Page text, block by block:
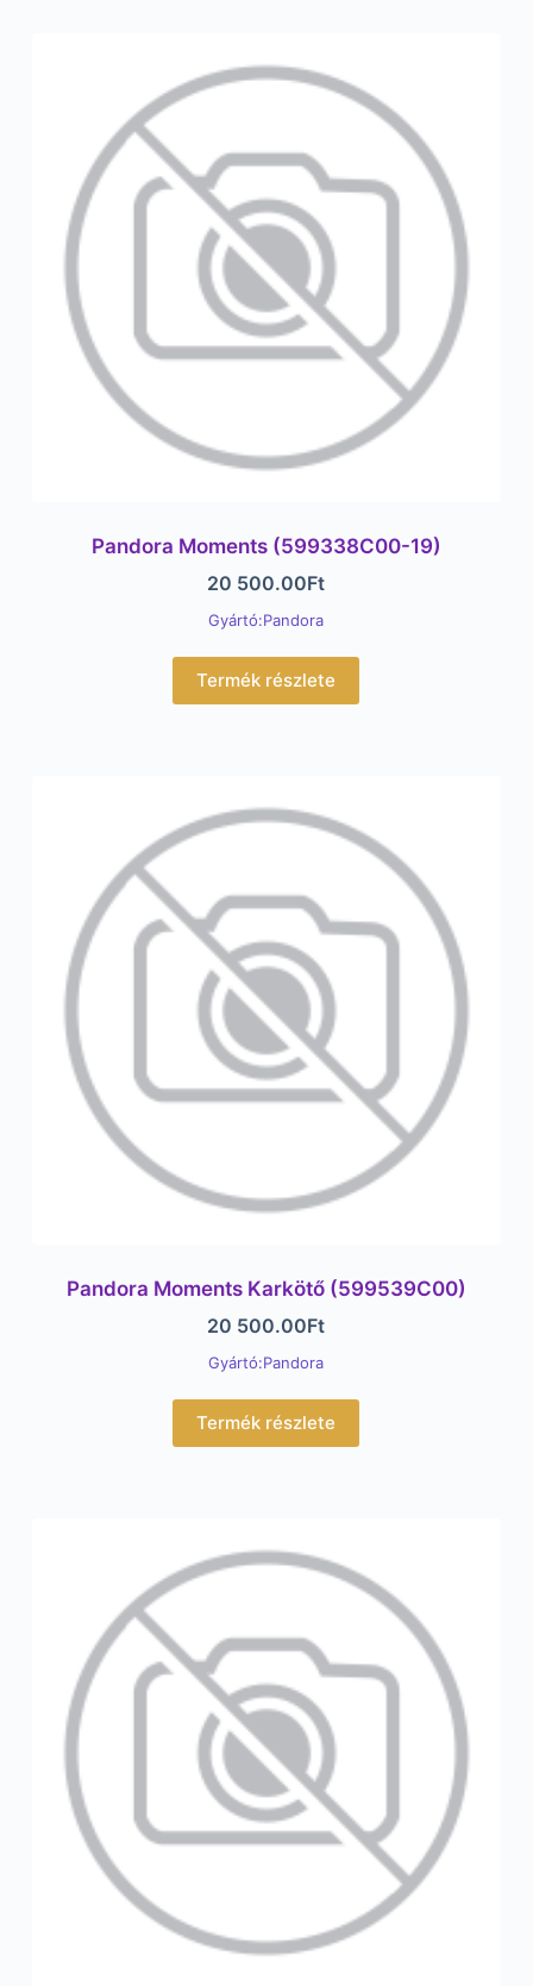
Pandora Moments (599338C00-19)
20 500.00Ft
Gyártó:Pandora
Termék részlete
Pandora Moments Karkötő (599539C00)
20 500.00Ft
Gyártó:Pandora
Termék részlete